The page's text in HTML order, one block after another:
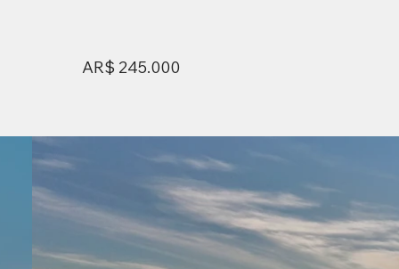
AR$ 245.000